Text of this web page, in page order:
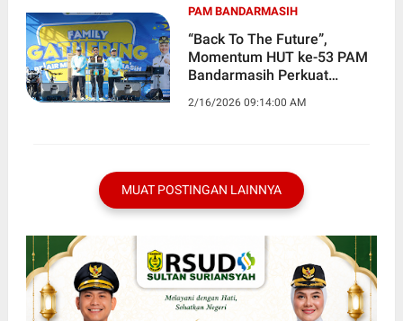
PAM BANDARMASIH
“Back To The Future”,
Momentum HUT ke-53 PAM
Bandarmasih Perkuat
2/16/2026 09:14:00 AM
MUAT POSTINGAN LAINNYA